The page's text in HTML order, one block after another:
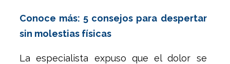
Conoce más: 5 consejos para despertar
sin molestias físicas
La especialista expuso que el dolor se